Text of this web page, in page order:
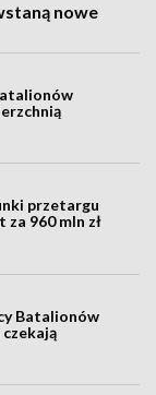
nowe
przetargu
960 mln zł
Batalionów